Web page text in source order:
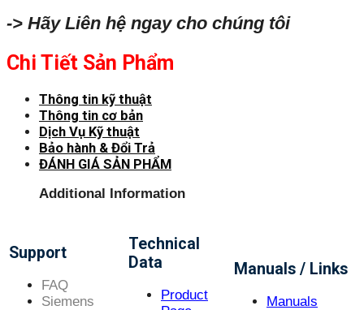
-> Hãy Liên hệ ngay cho chúng tôi
Chi Tiết Sản Phẩm
Thông tin kỹ thuật
Thông tin cơ bản
Dịch Vụ Kỹ thuật
Bảo hành & Đổi Trả
ĐÁNH GIÁ SẢN PHẨM
Additional Information
Support
FAQ
Siemens
Technical
Data
Product
Manuals / Links
Manuals